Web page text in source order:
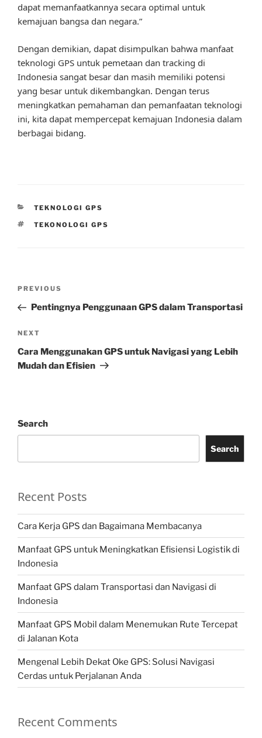
dapat memanfaatkannya secara optimal untuk
kemajuan bangsa dan negara.”
Dengan demikian, dapat disimpulkan bahwa manfaat
teknologi GPS untuk pemetaan dan tracking di
Indonesia sangat besar dan masih memiliki potensi
yang besar untuk dikembangkan. Dengan terus
meningkatkan pemahaman dan pemanfaatan teknologi
ini, kita dapat mempercepat kemajuan Indonesia dalam
berbagai bidang.
CATEGORIES
TEKNOLOGI GPS
TAGS
TEKONOLOGI GPS
Previous
Post
PREVIOUS
Pentingnya Penggunaan GPS dalam Transportasi
Next
Post
NEXT
Cara Menggunakan GPS untuk Navigasi yang Lebih
Mudah dan Efisien
Search
Search
Recent Posts
Cara Kerja GPS dan Bagaimana Membacanya
Manfaat GPS untuk Meningkatkan Efisiensi Logistik di
Indonesia
Manfaat GPS dalam Transportasi dan Navigasi di
Indonesia
Manfaat GPS Mobil dalam Menemukan Rute Tercepat
di Jalanan Kota
Mengenal Lebih Dekat Oke GPS: Solusi Navigasi
Cerdas untuk Perjalanan Anda
Recent Comments